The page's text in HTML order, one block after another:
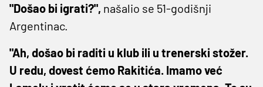
"Došao bi igrati?", našalio se 51-godišnji
Argentinac.
"Ah, došao bi raditi u klub ili u trenerski stožer.
U redu, dovest ćemo Rakitića. Imamo već